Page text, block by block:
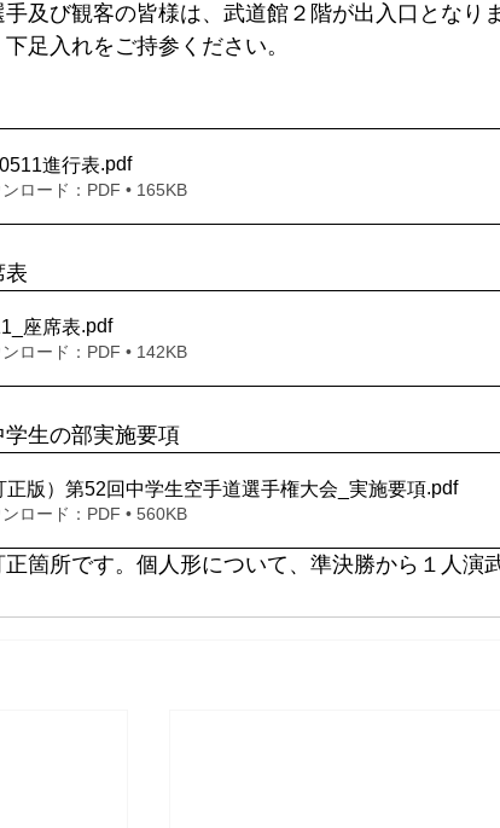
及び観客の皆様は、武道館２階が出入口となり
足入れをご持参ください。
進行表.pdf
ンロード：PDF • 165KB
表
座席表.pdf
ンロード：PDF • 142KB
学生の部実施要項
正版）第52回中学生空手道選手権大会_実施要項.pdf
ンロード：PDF • 560KB
箇所です。個人形について、準決勝から１人演